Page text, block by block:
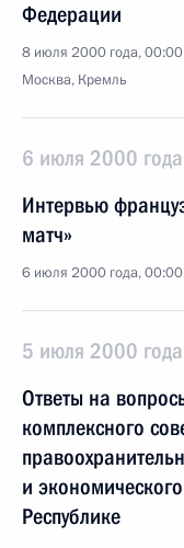
Федерации
8 июля 2000 года, 00:00
Москва, Кремль
6 июля 2000
Интервью
матч»
6 июля 2000 года, 00:00
5 июля 2000
Ответы на
комплексного
и
Республике